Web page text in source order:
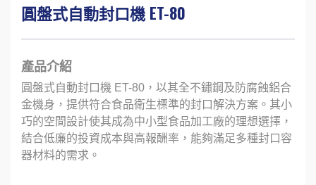
圓盤式自動封口機 ET-80
產品介紹
圓盤式自動封口機 ET-80，以其全不鏽鋼及防腐蝕鋁合
金機身，提供符合食品衛生標準的封口解決方案。其小
巧的空間設計使其成為中小型食品加工廠的理想選擇，
結合低廉的投資成本與高報酬率，能夠滿足多種封口容
器材料的需求。